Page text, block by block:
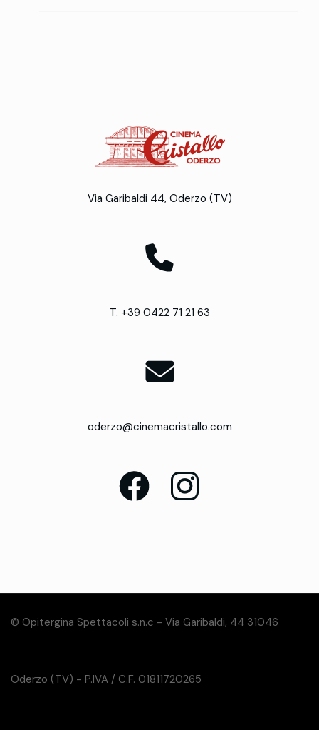
Via Garibaldi 44, Oderzo (TV)
T. +39 0422 71 21 63
oderzo@cinemacristallo.com
© Opitergina Spettacoli s.n.c - Via Garibaldi, 44 31046
Oderzo (TV) - P.IVA / C.F. 01811720265